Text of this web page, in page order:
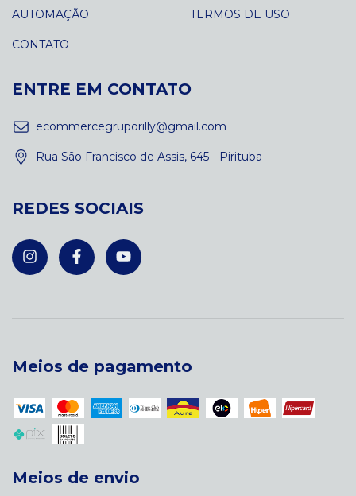
AUTOMAÇÃO
CONTATO
TERMOS DE USO
ENTRE EM CONTATO
ecommercegruporilly@gmail.com
Rua São Francisco de Assis, 645 - Pirituba
REDES SOCIAIS
Meios de pagamento
Meios de envio